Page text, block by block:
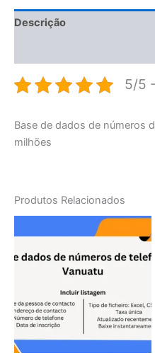
Descrição
5/5
Base de dados de números
milhões
Produtos Relacionados